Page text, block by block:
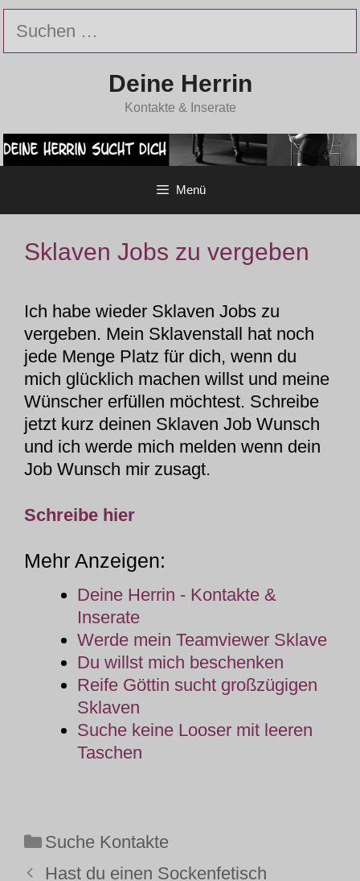
Zum
Inhalt
springen
Suchen
nach:
Deine Herrin
Kontakte & Inserate
Menü
Sklaven Jobs zu vergeben
Ich habe wieder Sklaven Jobs zu
vergeben. Mein Sklavenstall hat noch
jede Menge Platz für dich, wenn du
mich glücklich machen willst und meine
Wünscher erfüllen möchtest. Schreibe
jetzt kurz deinen Sklaven Job Wunsch
und ich werde mich melden wenn dein
Job Wunsch mir zusagt.
Schreibe hier
Mehr Anzeigen:
Deine Herrin - Kontakte &
Inserate
Werde mein Teamviewer Sklave
Du willst mich beschenken
Reife Göttin sucht großzügigen
Sklaven
Suche keine Looser mit leeren
Taschen
Kategorien
Suche Kontakte
Hast du einen Sockenfetisch